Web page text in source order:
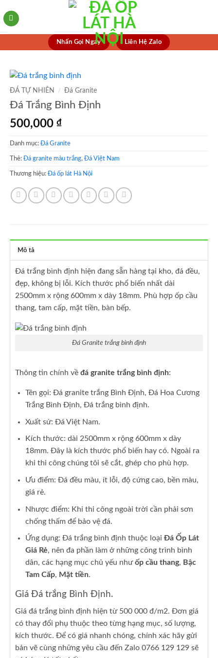
to
Nhấn Gọi Ngay Liên Hệ Zalo
ĐÁ TỰ NHIÊN / Đá Granite
Đá Trắng Bình Định
500,000 ₫
Danh mục: Đá Granite
Thẻ: Đá granite màu trắng, Đá Việt Nam
Thương hiệu: Đá ốp lát Hà Nội
Mô tả
Đá trắng bình định hiện đang sẵn hàng tại kho, đá đều,
đẹp, không bị lỗi. Kích thước phổ biến nhất dài
2500mm x rộng 600mm x dày 18mm. Phù hợp ốp cầu
thang, tam cấp, mặt tiền, bàn bếp.
Đá Granite trắng bình định
Thông tin chính về đá granite trắng bình định:
Tên gọi: Đá granite trắng Bình Định, Đá Hoa Cương
Trắng Bình Định, Đá trắng bình định.
Xuất sứ: Đá Việt Nam.
Kích thước: dài 2500mm x rộng 600mm x dày
18mm. Đây là kích thước phổ biến hay có. Ngoài ra
khi thi công chúng tôi sẽ cắt, ghép cho phù hợp.
Ưu điểm: Đá đều màu, ít lỗi, độ cứng cao, bền màu,
giá rẻ.
Nhược điểm: Khi thi công ngoài trời cần phải sơn
chống thấm để bảo vệ đá.
Ứng dụng: Đá trắng bình định thuộc loại Đá Ốp Lát
Giá Rẻ, nên đa phần làm ở những công trình bình
dân, các hạng mục chủ yếu nhưốp cầu thang, Bậc
Tam Cấp, Mặt tiền.
Giá Đá trắng Bình Định.
Giá đá trắng bình định hiện từ 500 000 đ/m2. Đơn giá
có thay đổi phụ thuộc theo từng hạng mục, số lượng,
kích thước. Để có giá nhanh chóng, chính xác hãy gửi
bản vẽ cùng những yêu cầu đến Zalo 0766 129 129 sẽ